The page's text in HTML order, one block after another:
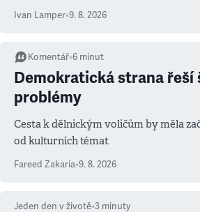
Ivan Lamper•9. 8. 2026
Komentář•6 minut
Demokratická strana řeší
problémy
Cesta k dělnickým voličům by měla
od kulturních témat
Fareed Zakaria•9. 8. 2026
Jeden den v životě•3 minuty